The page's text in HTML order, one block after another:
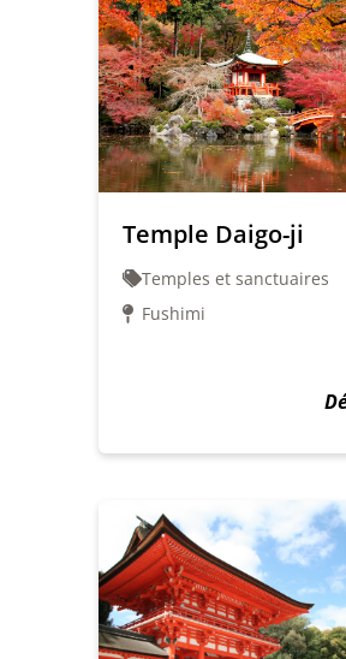
Temple Daigo-ji
Temples et sanctuaires
Fushimi